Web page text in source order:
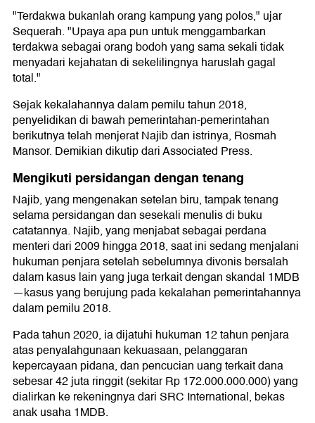
"Terdakwa bukanlah orang kampung yang polos," ujar
Sequerah. "Upaya apa pun untuk menggambarkan
terdakwa sebagai orang bodoh yang sama sekali tidak
menyadari kejahatan di sekelilingnya haruslah gagal
total."
Sejak kekalahannya dalam pemilu tahun 2018,
penyelidikan di bawah pemerintahan-pemerintahan
berikutnya telah menjerat Najib dan istrinya, Rosmah
Mansor. Demikian dikutip dari Associated Press.
Mengikuti persidangan dengan tenang
Najib, yang mengenakan setelan biru, tampak tenang
selama persidangan dan sesekali menulis di buku
catatannya. Najib, yang menjabat sebagai perdana
menteri dari 2009 hingga 2018, saat ini sedang menjalani
hukuman penjara setelah sebelumnya divonis bersalah
dalam kasus lain yang juga terkait dengan skandal 1MDB
—kasus yang berujung pada kekalahan pemerintahannya
dalam pemilu 2018.
Pada tahun 2020, ia dijatuhi hukuman 12 tahun penjara
atas penyalahgunaan kekuasaan, pelanggaran
kepercayaan pidana, dan pencucian uang terkait dana
sebesar 42 juta ringgit (sekitar Rp 172.000.000.000) yang
dialirkan ke rekeningnya dari SRC International, bekas
anak usaha 1MDB.